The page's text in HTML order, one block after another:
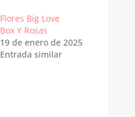
Flores Big Love
Box Y Rosas
19 de enero de 2025
Entrada similar